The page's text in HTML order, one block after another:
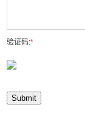
验证码:*